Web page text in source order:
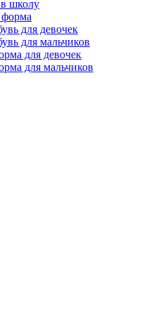
школу
для девочек
для мальчиков
для девочек
для мальчиков